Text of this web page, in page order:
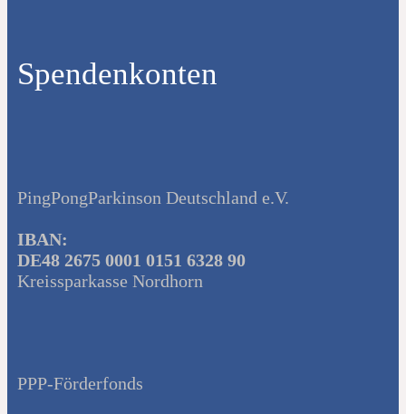
Spendenkonten
PingPongParkinson Deutschland e.V.
IBAN:
DE48 2675 0001 0151 6328 90
Kreissparkasse Nordhorn
PPP-Förderfonds